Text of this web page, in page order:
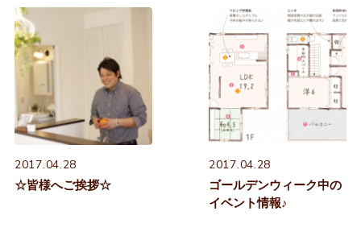
2017.04.28
☆皆様へご挨拶☆
2017.04.28
ゴールデンウィーク中の
イベント情報♪